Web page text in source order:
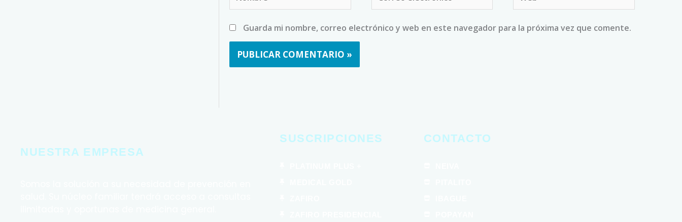
electrónico*
Guarda mi nombre, correo electrónico y web en este navegador para la próxima vez que comente.
NUESTRA EMPRESA
SUSCRIPCIONES CONTACTO